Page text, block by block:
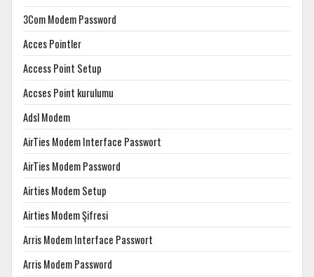
3Com Modem Password
Acces Pointler
Access Point Setup
Accses Point kurulumu
Adsl Modem
AirTies Modem Interface Passwort
AirTies Modem Password
Airties Modem Setup
Airties Modem Şifresi
Arris Modem Interface Passwort
Arris Modem Password